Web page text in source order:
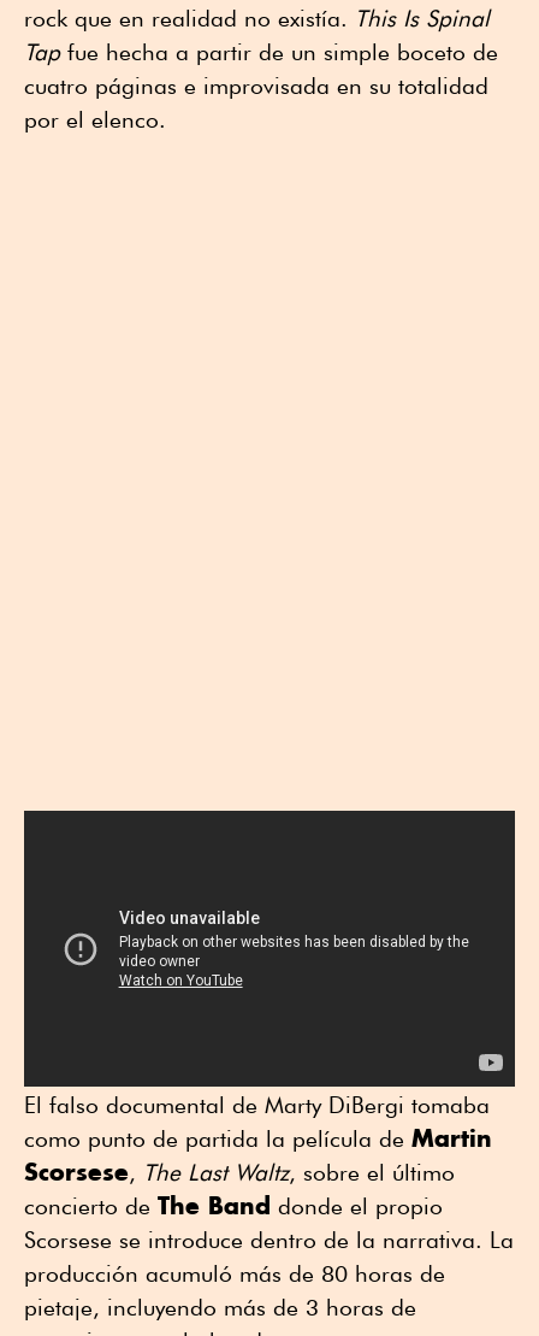
rock que en realidad no existía. This Is Spinal
Tap fue hecha a partir de un simple boceto de
cuatro páginas e improvisada en su totalidad
por el elenco.
El falso documental de Marty DiBergi tomaba
como punto de partida la película de Martin
Scorsese, The Last Waltz, sobre el último
concierto de The Band donde el propio
Scorsese se introduce dentro de la narrativa. La
producción acumuló más de 80 horas de
pietaje, incluyendo más de 3 horas de